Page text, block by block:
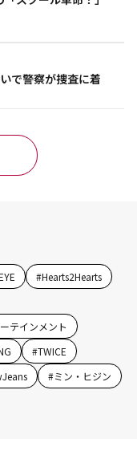
で警察が捜査に着
#Hearts2Hearts
テインメント
#TWICE
#ミン・ヒジン